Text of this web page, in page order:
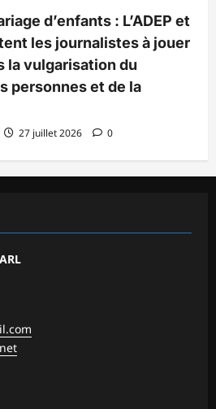
d’enfants : L’ADEP et
les journalistes à jouer
la vulgarisation du
personnes et de la
27 juillet 2026 0